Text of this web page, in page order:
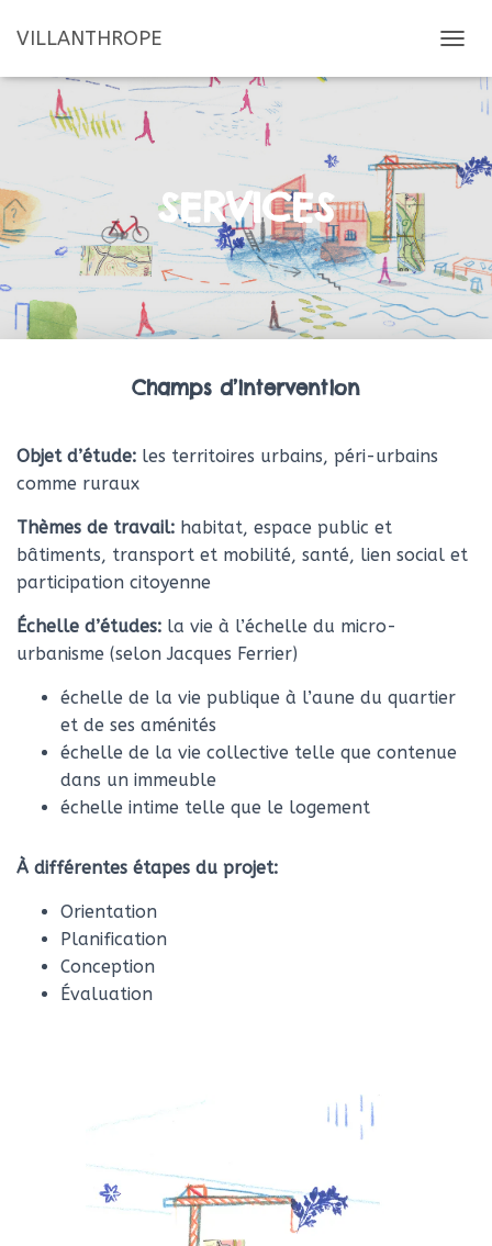
VILLANTHROPE
É
E
R
A
V
SERVICES
Champs d’intervention
Objet d’étude: les territoires urbains, péri-urbains
comme ruraux
Thèmes de travail: habitat, espace public et
bâtiments, transport et mobilité, santé, lien social et
participation citoyenne
Échelle d’études: la vie à l’échelle du micro-
urbanisme (selon Jacques Ferrier)
échelle de la vie publique à l’aune du quartier
et de ses aménités
échelle de la vie collective telle que contenue
dans un immeuble
échelle intime telle que le logement
À différentes étapes du projet:
Orientation
Planification
Conception
Évaluation